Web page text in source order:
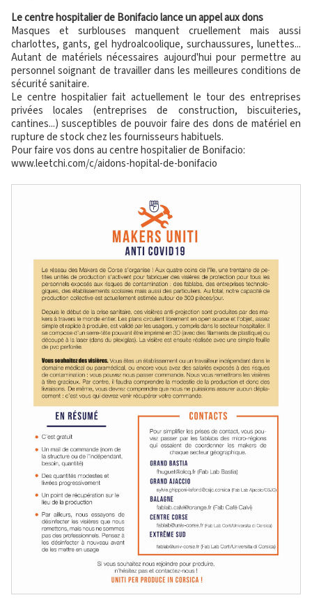
Le centre hospitalier de Bonifacio lance un appel aux dons
Masques et surblouses manquent cruellement mais aussi
charlottes, gants, gel hydroalcoolique, surchaussures, lunettes...
Autant de matériels nécessaires aujourd'hui pour permettre au
personnel soignant de travailler dans les meilleures conditions de
sécurité sanitaire.
Le centre hospitalier fait actuellement le tour des entreprises
privées locales (entreprises de construction, biscuiteries,
cantines...) susceptibles de pouvoir faire des dons de matériel en
rupture de stock chez les fournisseurs habituels.
Pour faire vos dons au centre hospitalier de Bonifacio:
www.leetchi.com/c/aidons-hopital-de-bonifacio